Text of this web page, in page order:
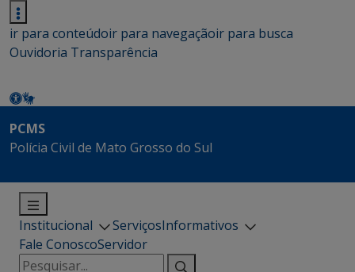
ir para conteúdoir para navegaçãoir para busca
Ouvidoria Transparência
PCMS
Polícia Civil de Mato Grosso do Sul
Institucional ServiçosInformativos
Fale ConoscoServidor
Pesquisar